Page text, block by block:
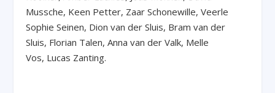
Mussche, Keen Petter, Zaar Schonewille, Veerle
Sophie Seinen, Dion van der Sluis, Bram van der
Sluis, Florian Talen, Anna van der Valk, Melle
Vos, Lucas Zanting.